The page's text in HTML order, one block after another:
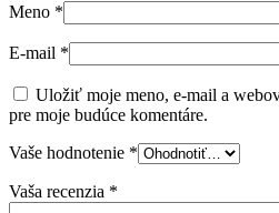
Meno *
E-mail *
Uložiť moje meno, e-mail a
pre moje budúce komentáre.
Vaše hodnotenie *
Vaša recenzia *